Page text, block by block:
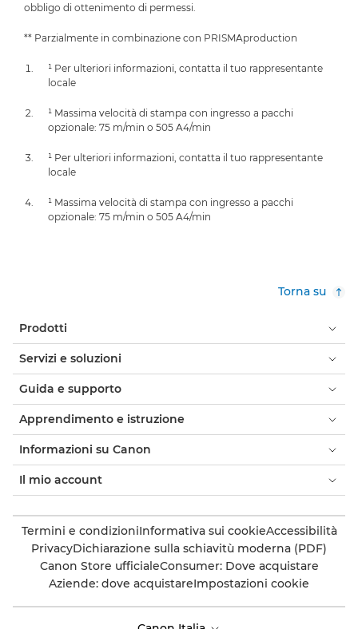
obbligo di ottenimento di permessi.
** Parzialmente in combinazione con PRISMAproduction
¹ Per ulteriori informazioni, contatta il tuo rappresentante
locale
¹ Massima velocità di stampa con ingresso a pacchi
opzionale: 75 m/min o 505 A4/min
¹ Per ulteriori informazioni, contatta il tuo rappresentante
locale
¹ Massima velocità di stampa con ingresso a pacchi
opzionale: 75 m/min o 505 A4/min
Torna su
Prodotti
Servizi e soluzioni
Guida e supporto
Apprendimento e istruzione
Informazioni su Canon
Il mio account
Termini e condizioniInformativa sui cookieAccessibilità
PrivacyDichiarazione sulla schiavitù moderna (PDF)
Canon Store ufficialeConsumer: Dove acquistare
Aziende: dove acquistareImpostazioni cookie